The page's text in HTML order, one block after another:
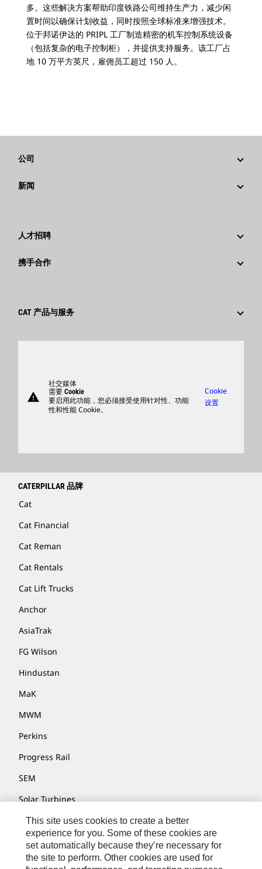
多。这些解决方案帮助印度铁路公司维持生产力，减少闲
置时间以确保计划收益，同时按照全球标准来增强技术。
位于邦诺伊达的 PRIPL 工厂制造精密的机车控制系统设备
（包括复杂的电子控制柜），并提供支持服务。该工厂占
地 10 万平方英尺，雇佣员工超过 150 人。
公司
战略
卡特彼勒 基金会
行为准则
创新
新闻
社交媒体
人才招聘
为什么选择卡特彼勒？
搜索和申请
携手合作
供应商
CAT 产品与服务
商品warning
社交媒体
需要 Cookie
要启用此功能，您必须接受使用针对性、功能
性和性能 Cookie。
Cookie
设置
CATERPILLAR 品牌
Cat
Cat Financial
Cat Reman
Cat Rentals
Cat Lift Trucks
Anchor
AsiaTrak
FG Wilson
Hindustan
MaK
MWM
Perkins
Progress Rail
SEM
Solar Turbines
SPM Oil & Gas
Turner Powertrain Systems
This site uses cookies to create a better
experience for you. Some of these cookies are
set automatically because they’re necessary for
the site to perform. Other cookies are used for